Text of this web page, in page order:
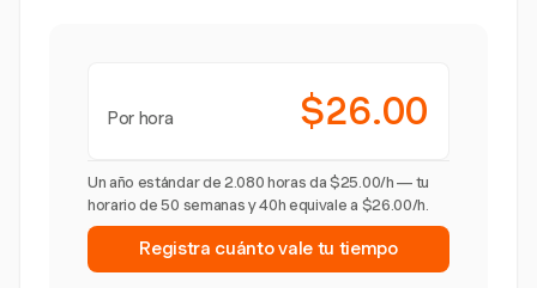
Por hora $26.00
Un año estándar de 2.080 horas da $25.00/h — tu
horario de 50 semanas y 40h equivale a $26.00/h.
Registra cuánto vale tu tiempo